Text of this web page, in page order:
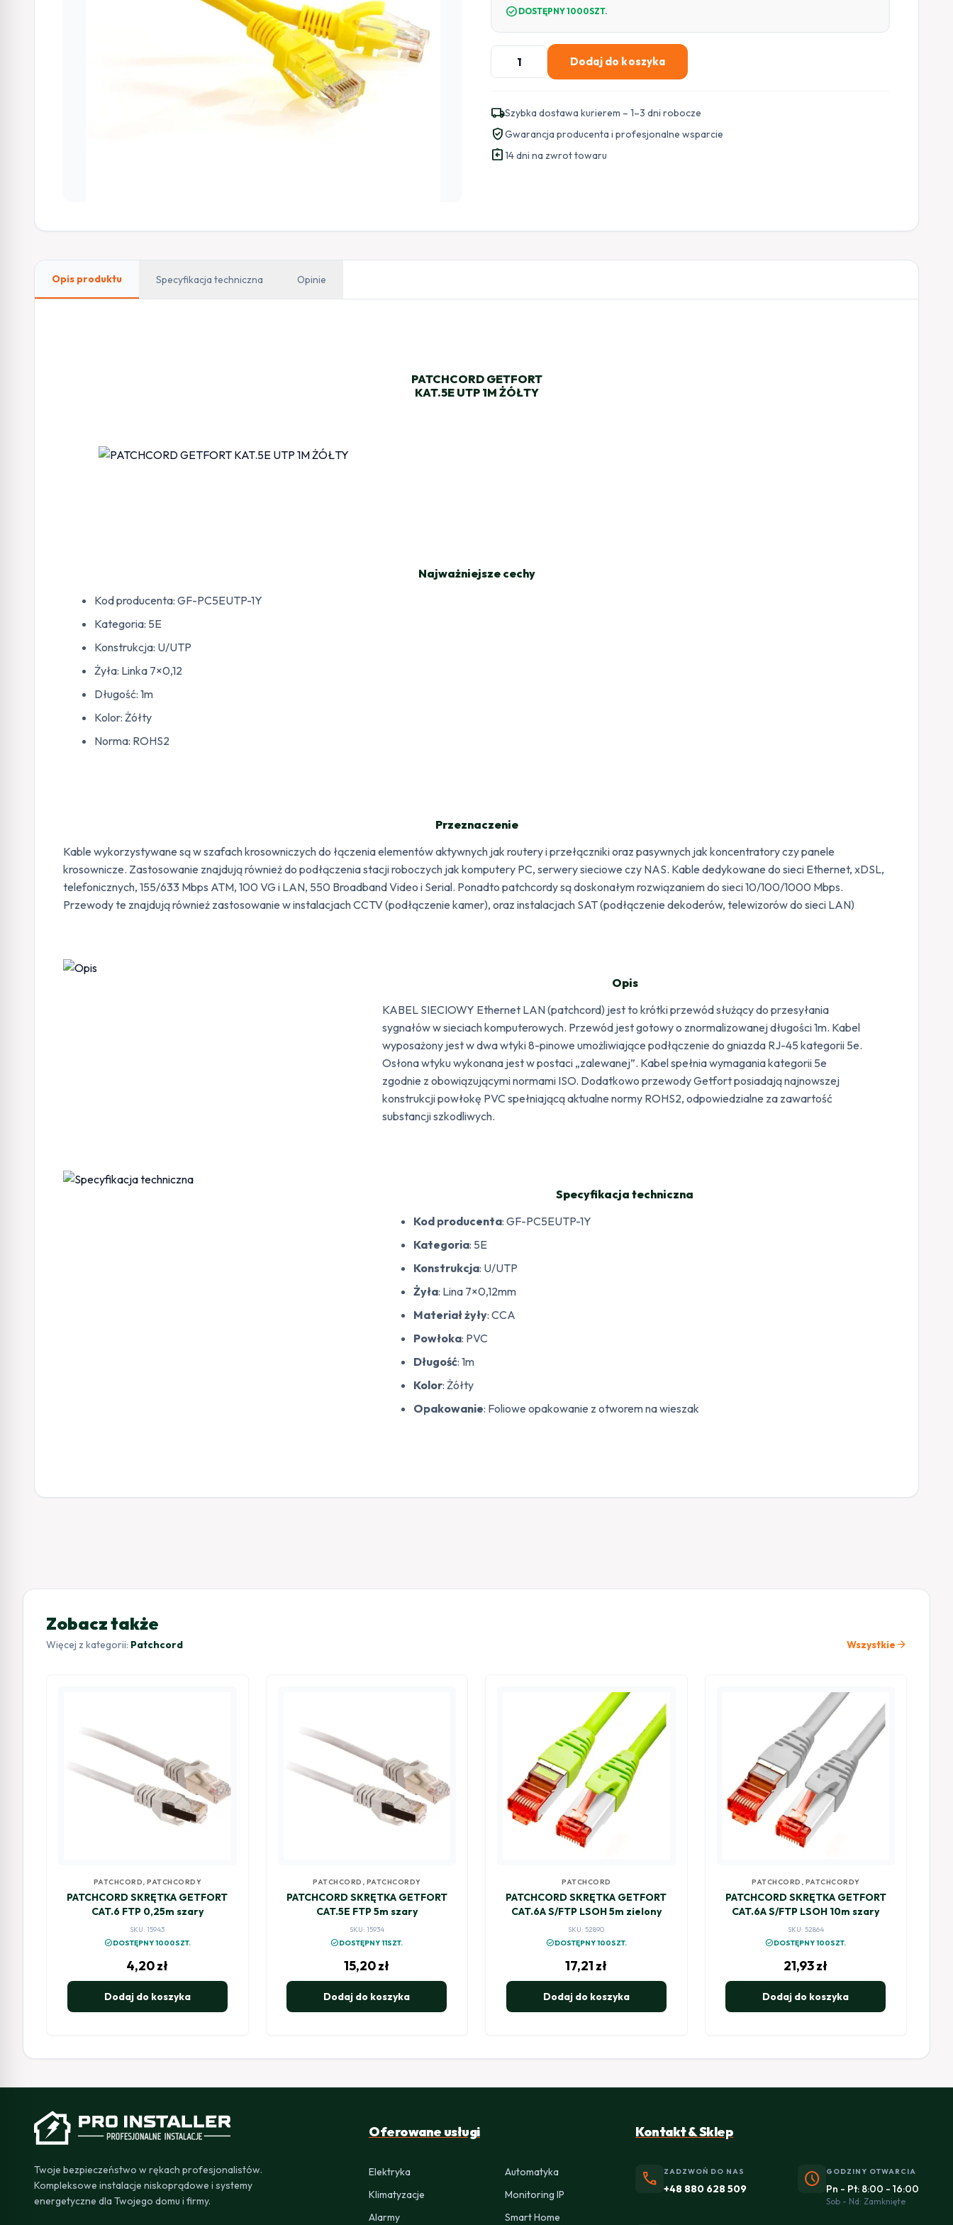
check_circle DOSTĘPNY 1000SZT.
ilość
PATCHCORD
GETFORT
CAT.5E
UTP
1m
Dodaj do koszyka
local_shippingSzybka dostawa kurierem – 1–3 dni robocze
verified_userGwarancja producenta i profesjonalne wsparcie
assignment_return14 dni na zwrot towaru
Opis produktu Specyfikacja techniczna Opinie
PATCHCORD GETFORT
KAT.5E UTP 1M ŻÓŁTY
Najważniejsze cechy
Kod producenta: GF-PC5EUTP-1Y
Kategoria: 5E
Konstrukcja: U/UTP
Żyła: Linka 7×0,12
Długość: 1m
Kolor: Żółty
Norma: ROHS2
Przeznaczenie
Kable wykorzystywane są w szafach krosowniczych do łączenia elementów aktywnych jak routery i przełączniki oraz pasywnych jak koncentratory czy panele
krosownicze. Zastosowanie znajdują również do podłączenia stacji roboczych jak komputery PC, serwery sieciowe czy NAS. Kable dedykowane do sieci Ethernet, xDSL,
telefonicznych, 155/633 Mbps ATM, 100 VG i LAN, 550 Broadband Video i Serial. Ponadto patchcordy są doskonałym rozwiązaniem do sieci 10/100/1000 Mbps.
Przewody te znajdują również zastosowanie w instalacjach CCTV (podłączenie kamer), oraz instalacjach SAT (podłączenie dekoderów, telewizorów do sieci LAN)
Opis
KABEL SIECIOWY Ethernet LAN (patchcord) jest to krótki przewód służący do przesyłania
sygnałów w sieciach komputerowych. Przewód jest gotowy o znormalizowanej długości 1m. Kabel
wyposażony jest w dwa wtyki 8-pinowe umożliwiające podłączenie do gniazda RJ-45 kategorii 5e.
Osłona wtyku wykonana jest w postaci „zalewanej”. Kabel spełnia wymagania kategorii 5e
zgodnie z obowiązującymi normami ISO. Dodatkowo przewody Getfort posiadają najnowszej
konstrukcji powłokę PVC spełniającą aktualne normy ROHS2, odpowiedzialne za zawartość
substancji szkodliwych.
Specyfikacja techniczna
Kod producenta: GF-PC5EUTP-1Y
Kategoria: 5E
Konstrukcja: U/UTP
Żyła: Lina 7×0,12mm
Materiał żyły: CCA
Powłoka: PVC
Długość: 1m
Kolor: Żółty
Opakowanie: Foliowe opakowanie z otworem na wieszak
Zobacz także
Więcej z kategorii: Patchcord Wszystkie arrow_forward
PATCHCORD PATCHCORDY
PATCHCORD SKRĘTKA GETFORT
CAT.6 FTP 0,25m szary
SKU: 15943
check_circleDOSTĘPNY 1000SZT.
4,20zł
Dodaj do koszyka
PATCHCORD PATCHCORDY
PATCHCORD SKRĘTKA GETFORT
CAT.5E FTP 5m szary
SKU: 15934
check_circleDOSTĘPNY 11SZT.
15,20zł
Dodaj do koszyka
PATCHCORD
PATCHCORD SKRĘTKA GETFORT
CAT.6A S/FTP LSOH 5m zielony
SKU: 52890
check_circleDOSTĘPNY 100SZT.
17,21 zł
Dodaj do koszyka
PATCHCORD PATCHCORDY
PATCHCORD SKRĘTKA GETFORT
CAT.6A S/FTP LSOH 10m szary
SKU: 52864
check_circleDOSTĘPNY 100SZT.
21,93zł
Dodaj do koszyka
Twoje bezpieczeństwo w rękach profesjonalistów.
Kompleksowe instalacje niskoprądowe i systemy
energetyczne dla Twojego domu i firmy.
Oferowane usługi
Elektryka
Automatyka
Klimatyzacje
Monitoring IP
Alarmy
Smart Home
Kontakt & Sklep
phone ZADZWOŃ DO NAS
+48 880 628 509 schedule GODZINY OTWARCIA
Pn - Pt: 8:00 - 16:00
Sob - Nd: Zamknięte